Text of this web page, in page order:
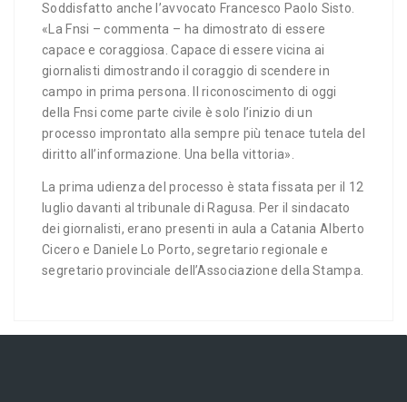
Soddisfatto anche l’avvocato Francesco Paolo Sisto.
«La Fnsi – commenta – ha dimostrato di essere
capace e coraggiosa. Capace di essere vicina ai
giornalisti dimostrando il coraggio di scendere in
campo in prima persona. Il riconoscimento di oggi
della Fnsi come parte civile è solo l’inizio di un
processo improntato alla sempre più tenace tutela del
diritto all’informazione. Una bella vittoria».
La prima udienza del processo è stata fissata per il 12
luglio davanti al tribunale di Ragusa. Per il sindacato
dei giornalisti, erano presenti in aula a Catania Alberto
Cicero e Daniele Lo Porto, segretario regionale e
segretario provinciale dell’Associazione della Stampa.